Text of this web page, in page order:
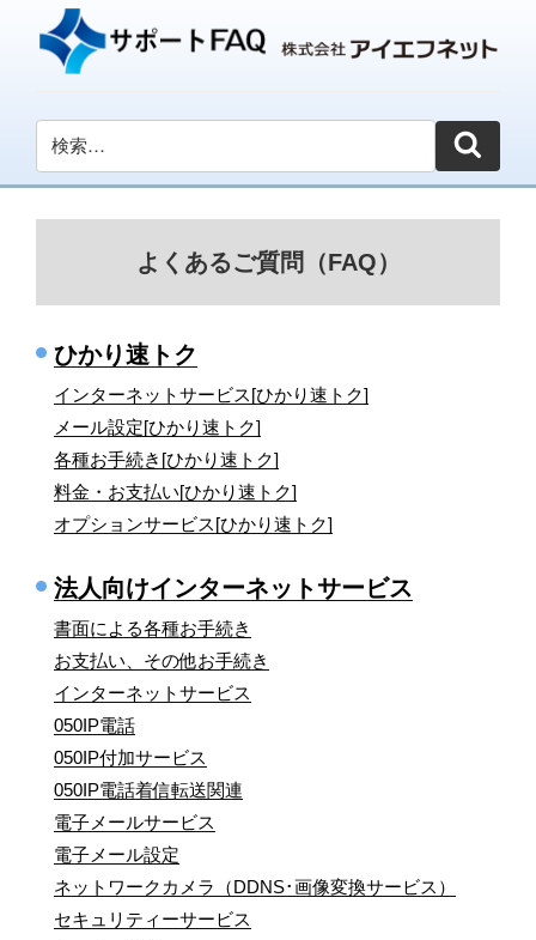
よくあるご質問（FAQ）
ひかり速トク
インターネットサービス[ひかり速トク]
メール設定[ひかり速トク]
各種お手続き[ひかり速トク]
料金・お支払い[ひかり速トク]
オプションサービス[ひかり速トク]
法人向けインターネットサービス
書面による各種お手続き
お支払い、その他お手続き
インターネットサービス
050IP電話
050IP付加サービス
050IP電話着信転送関連
電子メールサービス
電子メール設定
ネットワークカメラ（DDNS･画像変換サービス）
セキュリティーサービス